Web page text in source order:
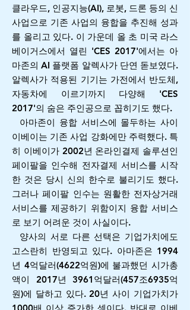
클라우드, 인공지능(AI), 로봇, 드론 등의 신
사업으로 기존 사업의 융합을 추진해 성과
를 올리고 있다. 이 가운데 올 초 미국 라스
베이거스에서 열린 'CES 2017'에서는 아
마존의 AI 플랫폼 알렉사가 단연 돋보였다.
알렉사가 적용된 기기는 가전에서 반도체,
자동차에 이르기까지 다양해 'CES
2017'의 숨은 주인공으로 꼽히기도 했다.
아마존이 융합 서비스에 몰두하는 사이
이베이는 기존 사업 강화에만 주력했다. 특
히 이베이가 2002년 온라인결제 솔루션인
페이팔을 인수해 전자결제 서비스를 시작
한 것은 당시 신의 한수로 불리기도 했다.
그러나 페이팔 인수는 원활한 전자상거래
서비스를 제공하기 위함이지 융합 서비스
로 보기 어려운 것이 사실이다.
양사의 서로 다른 선택은 기업가치에도
고스란히 반영되고 있다. 아마존은 1994
년 4억달러(4622억원)에 불과했던 시가총
액이 2017년 3961억달러(457조6935억
원)에 달하고 있다. 20년 사이 기업가치가